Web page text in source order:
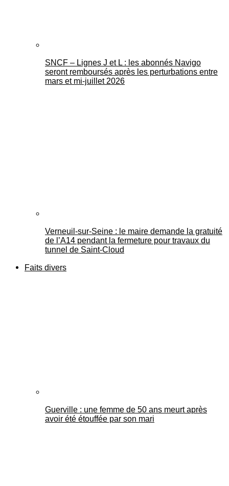
SNCF – Lignes J et L : les abonnés Navigo
seront remboursés après les perturbations entre
mars et mi-juillet 2026
Verneuil-sur-Seine : le maire demande la gratuité
de l’A14 pendant la fermeture pour travaux du
tunnel de Saint-Cloud
Faits divers
Guerville : une femme de 50 ans meurt après
avoir été étouffée par son mari